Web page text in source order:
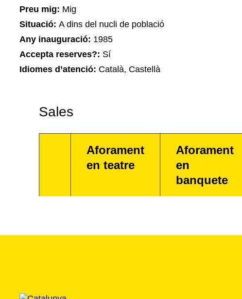
Preu mig: Mig
Situació: A dins del nucli de població
Any inauguració: 1985
Accepta reserves?: Sí
Idiomes d’atenció: Català, Castellà
Sales
Aforament
en teatre
Aforament
en
banquete